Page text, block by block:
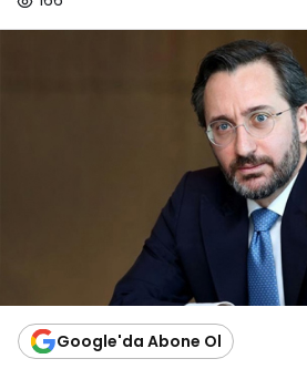
Google'da Abone Ol